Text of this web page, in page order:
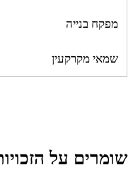
מפקח בנייה
שמאי מקרקעין
שומרים על